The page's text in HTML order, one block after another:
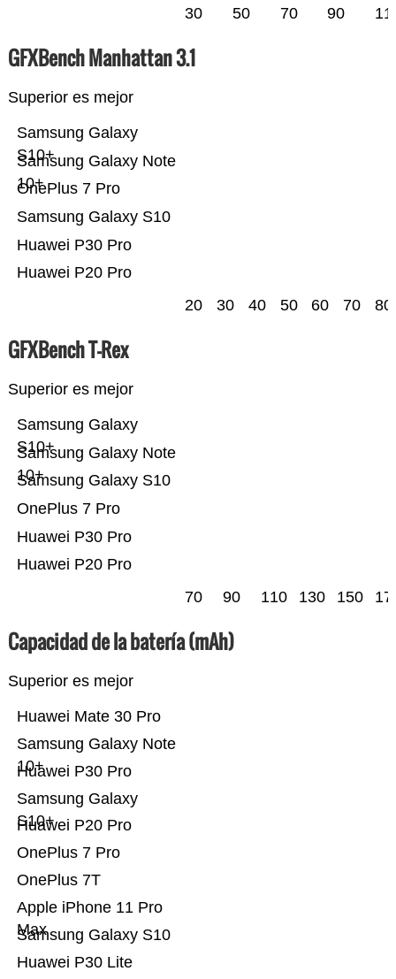
30 50 70 90
GFXBench Manhattan 3.1
Superior es mejor
Huawei P20 Pro
Huawei P30 Pro
Samsung Galaxy S10
OnePlus 7 Pro
Samsung Galaxy Note
10+
Samsung Galaxy
S10+
20 30 40 50 60 70 80
GFXBench T-Rex
Superior es mejor
Huawei P20 Pro
Huawei P30 Pro
OnePlus 7 Pro
Samsung Galaxy S10
Samsung Galaxy Note
10+
Samsung Galaxy
S10+
70 90 110 130 150
Capacidad de la batería (mAh)
Superior es mejor
Huawei P30 Lite
Samsung Galaxy S10
Apple iPhone 11 Pro
Max
OnePlus 7T
OnePlus 7 Pro
Huawei P20 Pro
Samsung Galaxy
S10+
Huawei P30 Pro
Samsung Galaxy Note
10+
Huawei Mate 30 Pro